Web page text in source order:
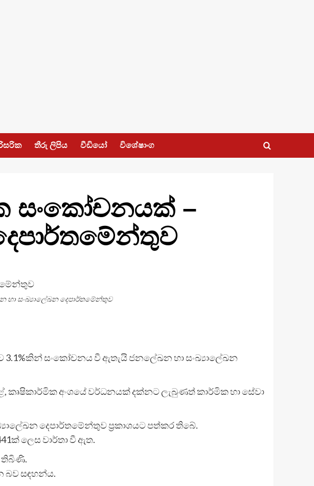
තීරු ලිපිය වීඩියෝ විශේෂාංග
සංකෝචනයක් –
හා සංඛ්‍යාලේඛන දෙපාර්තමේන්තුව
3.1%කින් සංකෝචනය වී ඇතැයි ජනලේඛන හා සංඛ්‍යාලේඛන
අංශයේ වර්ධනයක් දක්නට ලැබුණත් කාර්මික හා සේවා
දෙපාර්තමේන්තුව ප්‍රකාශයට පත්කර තිබේ.
ලෙස වාර්තා වී ඇත.
තිබිණි.
බව සඳහන්ය.